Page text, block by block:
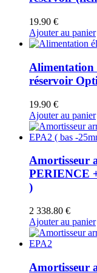
19.90 €
Ajouter au panier
Alimentation
réservoir
19.90 €
Ajouter au panier
Amortisseur
PERIENCE
)
2 338.80 €
Ajouter au panier
Amortisseur